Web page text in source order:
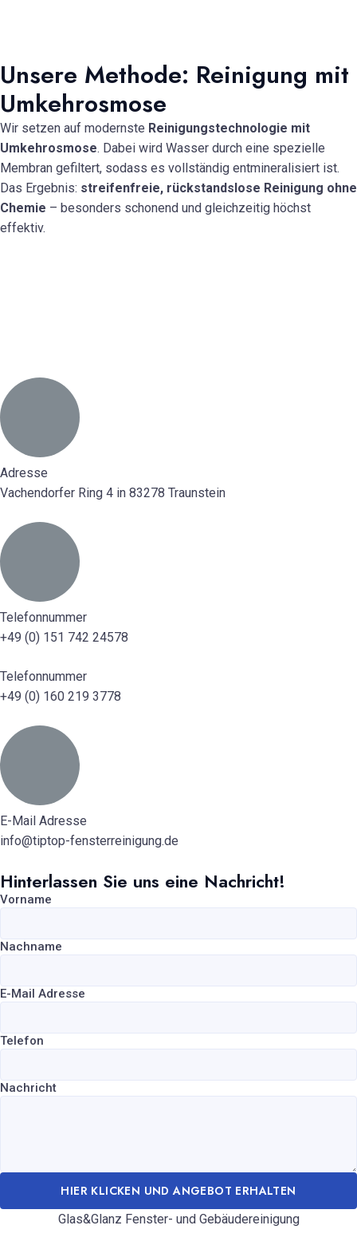
Unsere Methode: Reinigung mit
Umkehrosmose
Wir setzen auf modernste Reinigungstechnologie mit
Umkehrosmose. Dabei wird Wasser durch eine spezielle
Membran gefiltert, sodass es vollständig entmineralisiert ist.
Das Ergebnis: streifenfreie, rückstandslose Reinigung ohne
Chemie – besonders schonend und gleichzeitig höchst
effektiv.
Adresse
Vachendorfer Ring 4 in 83278 Traunstein
Telefonnummer
+49 (0) 151 742 24578
Telefonnummer
+49 (0) 160 219 3778
E-Mail Adresse
info@tiptop-fensterreinigung.de
Hinterlassen Sie uns eine Nachricht!
Vorname
Nachname
E-Mail Adresse
Telefon
Nachricht
HIER KLICKEN UND ANGEBOT ERHALTEN
Glas&Glanz Fenster- und Gebäudereinigung